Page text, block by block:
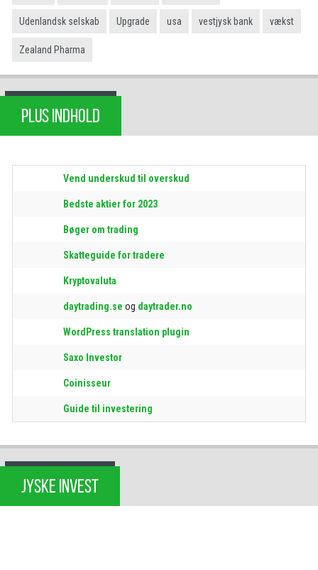
Udenlandsk selskab Upgrade usa vestjysk bank vækst
Zealand Pharma
PLUS INDHOLD
Vend underskud til overskud
Bedste aktier for 2023
Bøger om trading
Skatteguide for tradere
Kryptovaluta
daytrading.se og daytrader.no
WordPress translation plugin
Saxo Investor
Coinisseur
Guide til investering
JYSKE INVEST